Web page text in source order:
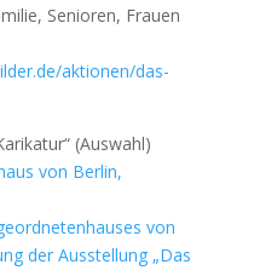
Senioren, Frauen
aktionen/das-
(Auswahl)
von Berlin,
von
der Ausstellung „Das